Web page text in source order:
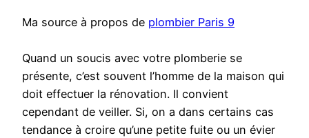
Ma source à propos de plombier Paris 9
Quand un soucis avec votre plomberie se
présente, c’est souvent l’homme de la maison qui
doit effectuer la rénovation. Il convient
cependant de veiller. Si, on a dans certains cas
tendance à croire qu’une petite fuite ou un évier